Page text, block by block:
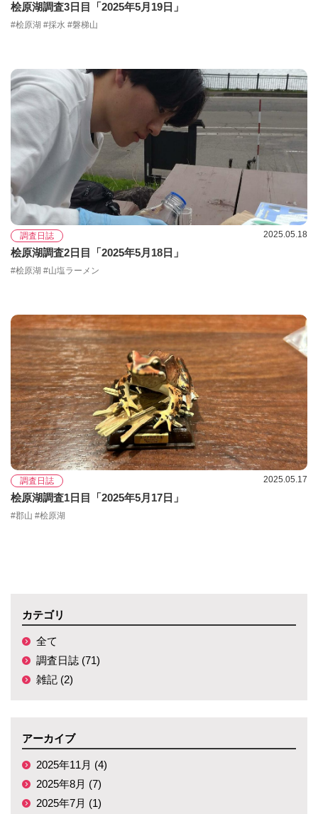
桧原湖調査3日目「2025年5月19日」
#桧原湖 #採水 #磐梯山
調査日誌 2025.05.18
桧原湖調査2日目「2025年5月18日」
#桧原湖 #山塩ラーメン
調査日誌 2025.05.17
桧原湖調査1日目「2025年5月17日」
#郡山 #桧原湖
カテゴリ
全て
調査日誌 (71)
雑記 (2)
アーカイブ
2025年11月 (4)
2025年8月 (7)
2025年7月 (1)